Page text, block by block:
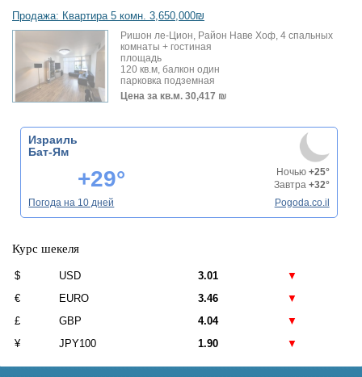
Продажа: Квартира 5 комн. 3,650,000₪
Ришон ле-Цион, Район Наве Хоф, 4 спальных
комнаты + гостиная
площадь
120 кв.м, балкон один
парковка подземная
Цена за кв.м. 30,417 ₪
Израиль
Бат-Ям
+29° Ночью +25°
Завтра +32°
Погода на 10 дней
Pogoda.co.il
Курс шекеля
$ USD 3.01
▼
€
EURO 3.46
▼
£
GBP 4.04
▼
¥
JPY100 1.90 ▼